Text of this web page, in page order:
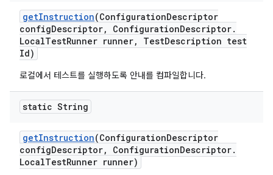
getInstruction(ConfigurationDescriptor
configDescriptor, ConfigurationDescriptor.
LocalTestRunner runner, TestDescription test
Id)
로컬에서 테스트를 실행하도록 안내를 컴파일합니다.
static String
getInstruction(ConfigurationDescriptor
configDescriptor, ConfigurationDescriptor.
LocalTestRunner runner)